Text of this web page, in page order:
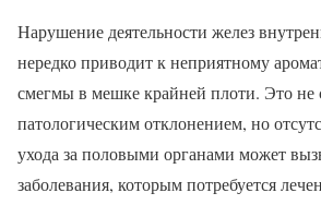
Нарушение деятельности желез
нередко приводит к неприятному
смегмы в мешке крайней плоти. Это не
патологическим отклонением, но
ухода за половыми органами может
заболевания, которым потребуется